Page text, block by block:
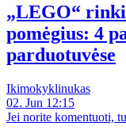
„LEGO“
pomėgius: 4
parduotuvėse
Ikimokyklinukas
02. Jun 12:15
Jei norite komentuoti,